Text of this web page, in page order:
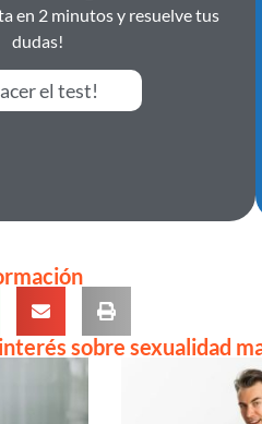
en 2 minutos y resuelve tus
dudas!
el test!
sobre sexualidad